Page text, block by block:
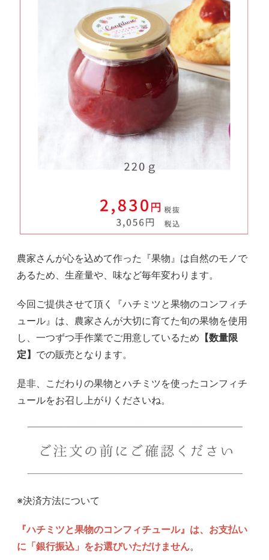
農家さんが心を込めて作った『果物』は自然のモノで
あるため、生産量や、味など毎年変わります。
今回ご提供させて頂く『ハチミツと果物のコンフィチ
ュール』は、農家さんが大切に育てた旬の果物を使用
し、一つずつ手作業でご用意しているため 【数量限
定】 での販売となります。
是非、こだわりの果物とハチミツを使ったコンフィチ
ュールをお召し上がりくださいね。
※決済方法について
『ハチミツと果物のコンフィチュール』は、お支払い
に「銀行振込」をお選びいただけません。